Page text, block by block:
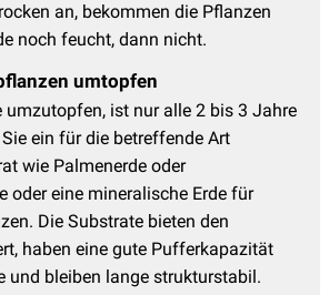
an, bekommen die Pflanzen
noch feucht, dann nicht.
umtopfen
umzutopfen, ist nur alle 2 bis 3 Jahre
ein für die betreffende Art
wie Palmenerde oder
oder eine mineralische Erde für
Die Substrate bieten den
haben eine gute Pufferkapazität
und bleiben lange strukturstabil.